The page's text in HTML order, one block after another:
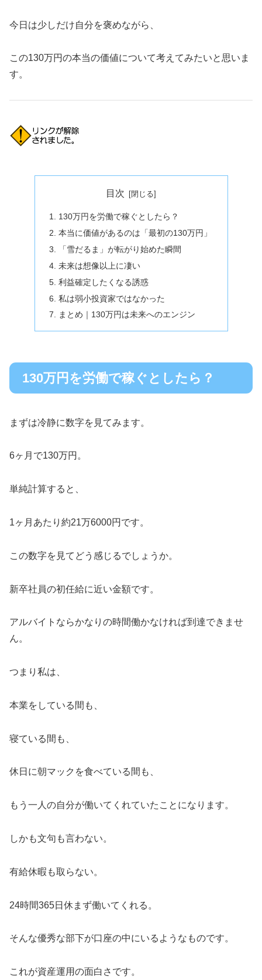
今日は少しだけ自分を褒めながら、
この130万円の本当の価値について考えてみたいと思いま
す。
目次
130万円を労働で稼ぐとしたら？
本当に価値があるのは「最初の130万円」
「雪だるま」が転がり始めた瞬間
未来は想像以上に凄い
利益確定したくなる誘惑
私は弱小投資家ではなかった
まとめ｜130万円は未来へのエンジン
130万円を労働で稼ぐとしたら？
まずは冷静に数字を見てみます。
6ヶ月で130万円。
単純計算すると、
1ヶ月あたり約21万6000円です。
この数字を見てどう感じるでしょうか。
新卒社員の初任給に近い金額です。
アルバイトならかなりの時間働かなければ到達できませ
ん。
つまり私は、
本業をしている間も、
寝ている間も、
休日に朝マックを食べている間も、
もう一人の自分が働いてくれていたことになります。
しかも文句も言わない。
有給休暇も取らない。
24時間365日休まず働いてくれる。
そんな優秀な部下が口座の中にいるようなものです。
これが資産運用の面白さです。